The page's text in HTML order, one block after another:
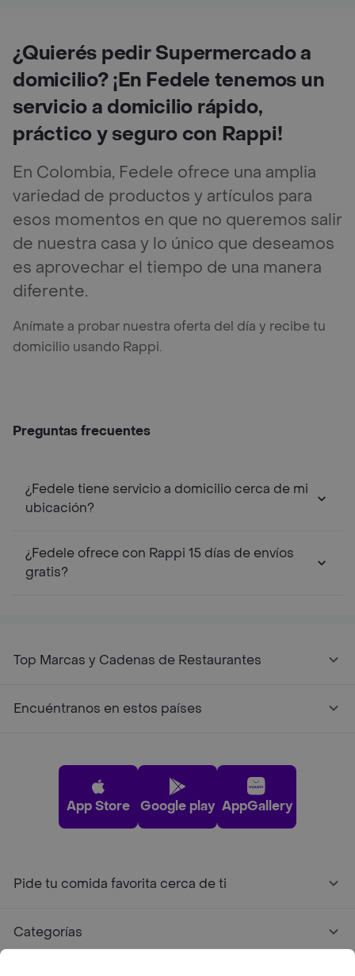
¿Quierés pedir Supermercado a
domicilio? ¡En Fedele tenemos un
servicio a domicilio rápido,
práctico y seguro con Rappi!
En Colombia, Fedele ofrece una amplia
variedad de productos y artículos para
esos momentos en que no queremos salir
de nuestra casa y lo único que deseamos
es aprovechar el tiempo de una manera
diferente.
Anímate a probar nuestra oferta del día y recibe tu
domicilio usando Rappi.
Preguntas frecuentes
¿Fedele tiene servicio a domicilio cerca de mi
ubicación?
¿Fedele ofrece con Rappi 15 días de envíos
gratis?
Top Marcas y Cadenas de Restaurantes
Encuéntranos en estos países
App Store Google play AppGallery
Pide tu comida favorita cerca de ti
Categorías